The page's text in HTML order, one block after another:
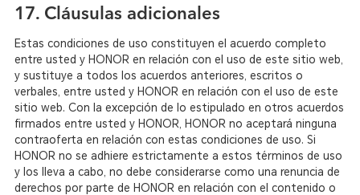
17. Cláusulas adicionales
Estas condiciones de uso constituyen el acuerdo completo
entre usted y HONOR en relación con el uso de este sitio web,
y sustituye a todos los acuerdos anteriores, escritos o
verbales, entre usted y HONOR en relación con el uso de este
sitio web. Con la excepción de lo estipulado en otros acuerdos
firmados entre usted y HONOR, HONOR no aceptará ninguna
contraoferta en relación con estas condiciones de uso. Si
HONOR no se adhiere estrictamente a estos términos de uso
y los lleva a cabo, no debe considerarse como una renuncia de
derechos por parte de HONOR en relación con el contenido o